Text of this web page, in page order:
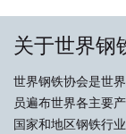
关于世界钢
世界钢铁协会是世
员遍布世界各主要
国家和地区钢铁行